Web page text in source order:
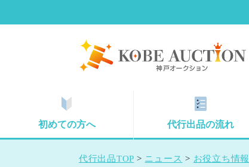
初めての方へ 代行出品の流れ
代行出品TOP > ニュース > お役立ち情報